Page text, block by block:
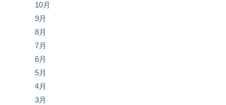
10月
9月
8月
7月
6月
5月
4月
3月